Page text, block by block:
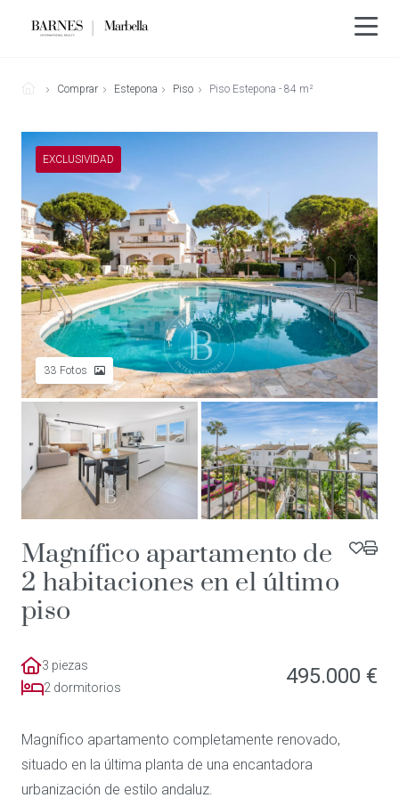
Comprar Estepona Piso Piso Estepona - 84 m²
33 Fotos
EXCLUSIVIDAD
Magnífico apartamento de
2 habitaciones en el último
piso
3 piezas
2 dormitorios
495.000 €
Magnífico apartamento completamente renovado,
situado en la última planta de una encantadora
urbanización de estilo andaluz.